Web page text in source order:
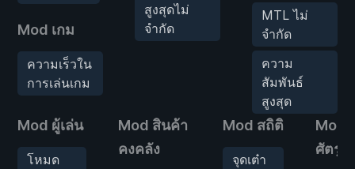
Mod เกม
ความเร็วใน
การเล่นเกม
สูงสุดไม่
จำกัด
MTL ไม่
จำกัด
ความ
สัมพันธ์
สูงสุด
Mod ผู้เล่น
โหมด
Mod สินค้า
คงคลัง
Mod สถิติ
จุดเต๋า
Mods
ศัตรู